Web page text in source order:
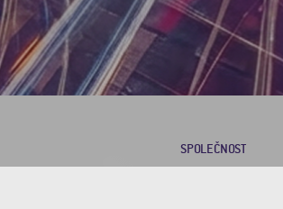
SPOLEČNOST